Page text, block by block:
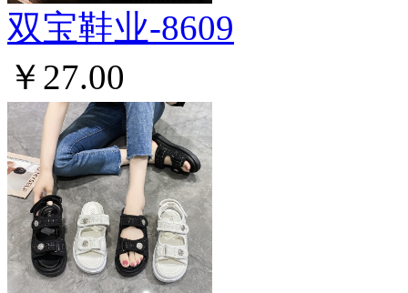
双宝鞋业-8609
￥27.00